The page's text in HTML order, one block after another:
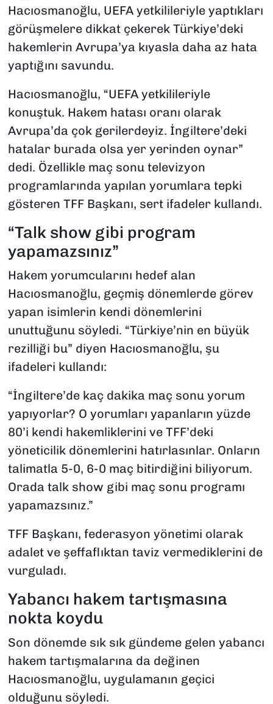
Hacıosmanoğlu, UEFA yetkilileriyle yaptıkları
görüşmelere dikkat çekerek Türkiye’deki
hakemlerin Avrupa’ya kıyasla daha az hata
yaptığını savundu.
Hacıosmanoğlu, “UEFA yetkilileriyle
konuştuk. Hakem hatası oranı olarak
Avrupa’da çok gerilerdeyiz. İngiltere’deki
hatalar burada olsa yer yerinden oynar”
dedi. Özellikle maç sonu televizyon
programlarında yapılan yorumlara tepki
gösteren TFF Başkanı, sert ifadeler kullandı.
“Talk show gibi program
yapamazsınız”
Hakem yorumcularını hedef alan
Hacıosmanoğlu, geçmiş dönemlerde görev
yapan isimlerin kendi dönemlerini
unuttuğunu söyledi. “Türkiye’nin en büyük
rezilliği bu” diyen Hacıosmanoğlu, şu
ifadeleri kullandı:
“İngiltere’de kaç dakika maç sonu yorum
yapıyorlar? O yorumları yapanların yüzde
80’i kendi hakemliklerini ve TFF’deki
yöneticilik dönemlerini hatırlasınlar. Onların
talimatla 5-0, 6-0 maç bitirdiğini biliyorum.
Orada talk show gibi maç sonu programı
yapamazsınız.”
TFF Başkanı, federasyon yönetimi olarak
adalet ve şeffaflıktan taviz vermediklerini de
vurguladı.
Yabancı hakem tartışmasına
nokta koydu
Son dönemde sık sık gündeme gelen yabancı
hakem tartışmalarına da değinen
Hacıosmanoğlu, uygulamanın geçici
olduğunu söyledi.